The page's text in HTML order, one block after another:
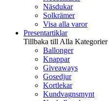
Näsdukar
Solkrämer
Visa alla varor
Presentartiklar
Tillbaka till Alla Kategorier
Ballonger
Knappar
Giveaways
Gosedjur
Kortlekar
Kundvagnsmynt